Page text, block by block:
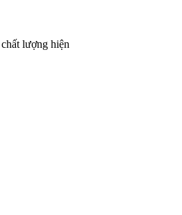
lượng hiện